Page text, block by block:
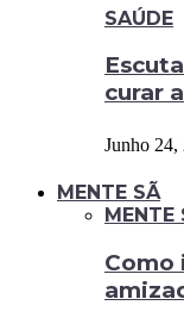
SAÚDE
curar
Junho 24,
MENTE SÃ
MENTE
Como